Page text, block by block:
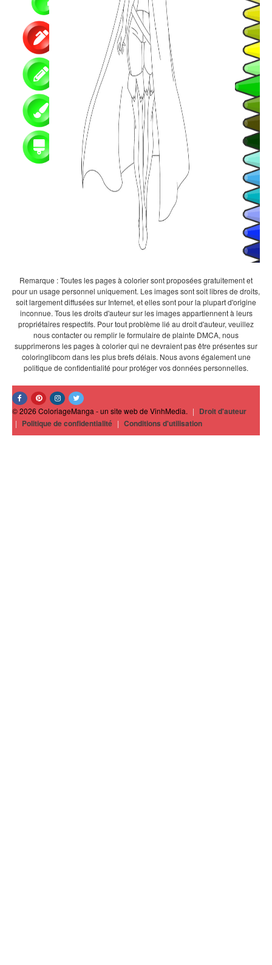
Remarque : Toutes les pages à colorier sont proposées gratuitement et
pour un usage personnel uniquement. Les images sont soit libres de droits,
soit largement diffusées sur Internet, et elles sont pour la plupart d'origine
inconnue. Tous les droits d'auteur sur les images appartiennent à leurs
propriétaires respectifs. Pour tout problème lié au droit d'auteur, veuillez
nous contacter ou remplir le formulaire de plainte DMCA, nous
supprimerons les pages à colorier qui ne devraient pas être présentes sur
coloringlibcom dans les plus brefs délais. Nous avons également une
politique de confidentialité pour protéger vos données personnelles.
© 2026 ColoriageManga - un site web de VinhMedia. | Droit d'auteur
| Politique de confidentialité | Conditions d'utilisation